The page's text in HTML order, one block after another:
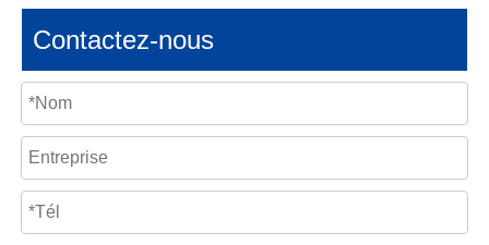
Contactez-nous